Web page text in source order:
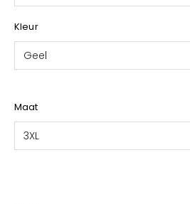
Kleur
Geel
Maat
3XL